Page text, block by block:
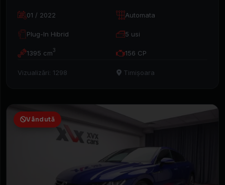
01 / 2022 Automata
Plug-In Hibrid 5 usi
1395 cm3 156 CP
Vizualizări: 1298 Timișoara
Vândută